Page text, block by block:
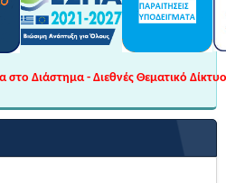
Διάστημα - Διεθνές Θεματικό